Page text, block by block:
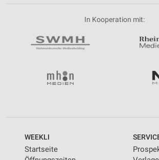
In Kooperation mit:
WEEKLI
Startseite